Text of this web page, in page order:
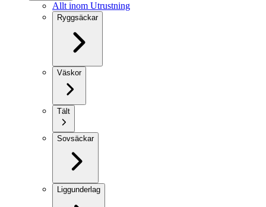
Allt inom Utrustning
Ryggsäckar
Väskor
Tält
Sovsäckar
Liggunderlag